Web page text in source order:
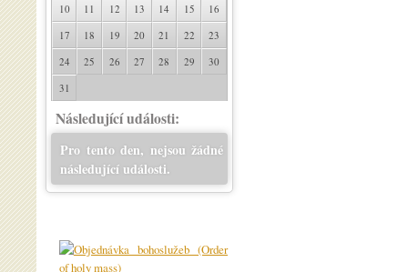
10
11 12 13 14 15
16
17
18 19 20 21 22
23
24
25 26 27 28 29
30
31
Následující události:
Pro tento den, nejsou žádné
následující události.